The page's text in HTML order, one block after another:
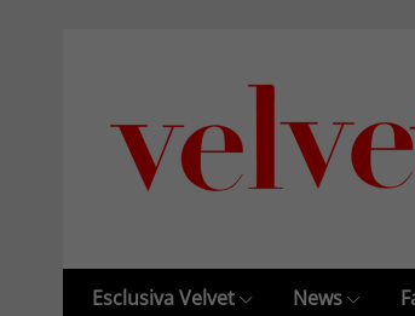
Esclusiva Velvet News